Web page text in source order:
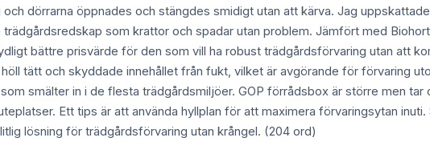
dörrarna öppnades och stängdes smidigt utan att kärva. Jag
som krattor och spadar utan problem. Jämfört med
bättre prisvärde för den som vill ha robust trädgårdsförvaring utan att
tätt och skyddade innehållet från fukt, vilket är avgörande för förvaring
smälter in i de flesta trädgårdsmiljöer. GOP förrådsbox är större men tar
Ett tips är att använda hyllplan för att maximera förvaringsytan
lösning för trädgårdsförvaring utan krångel. (204 ord)